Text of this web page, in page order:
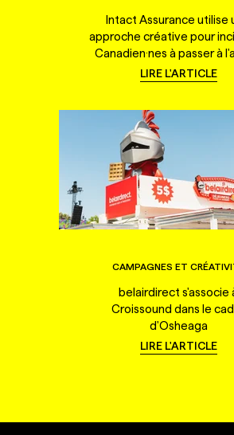
Intact Assurance utilise
approche créative pour
Canadien·nes à passer à
LIRE L'ARTICLE
CAMPAGNES ET
belairdirect s'associe
Croissound dans le
d'Osheaga
LIRE L'ARTICLE